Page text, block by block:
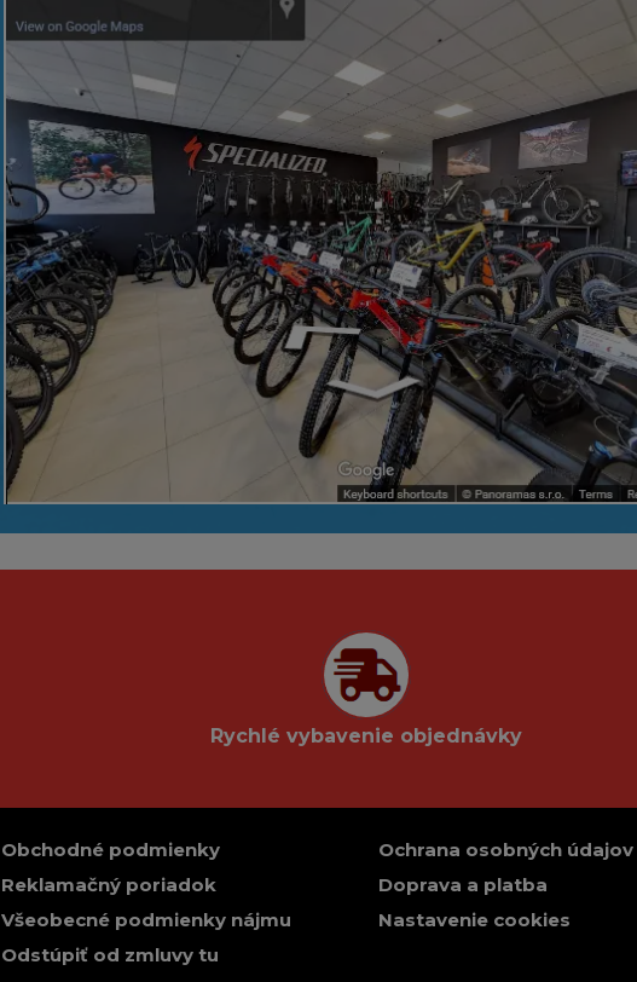
Rychlé vybavenie objednávky
Obchodné podmienky
Reklamačný poriadok
Všeobecné podmienky nájmu
Odstúpiť od zmluvy tu
Ochrana osobných údajov
Doprava a platba
Nastavenie cookies